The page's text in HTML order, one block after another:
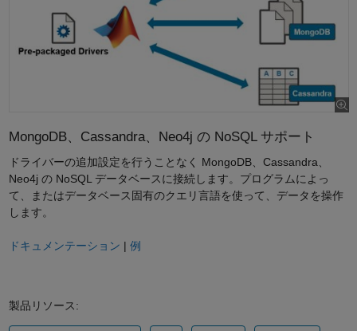
MongoDB、Cassandra、Neo4j の NoSQL サポート
ドライバーの追加設定を行うことなく MongoDB、Cassandra、
Neo4j の NoSQL データベースに接続します。プログラムによっ
て、またはデータベース固有のクエリ言語を使って、データを操作
します。
ドキュメンテーション | 例
製品リソース: